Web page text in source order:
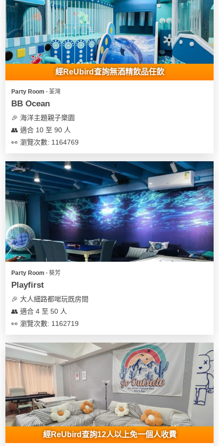
及
藝
禮
品
場
地
佈
置
用
品
即
食
即
煮
系
列
會
及
拍
餐
廳
BBQ
場
地
祝
日
拍
拖
業/
公
司
活
動
婚
禮
子
活
動
略
劃
會
員
需
社
交
軟
時
間
神
情
侶
心
願
清
單
們
關
於
我
們
經ReUbird查詢無酒精飲品任飲
Party Room ∙ 荃灣
BB Ocean
🎉 海洋主題親子樂園
👥 適合 10 至 90 人
👀 瀏覽次數: 1164769
Party Room ∙ 葵芳
Playfirst
🎉 大人細路都啱玩既房間
👥 適合 4 至 50 人
👀 瀏覽次數: 1162719
經ReUbird查詢12人以上免一個人收費